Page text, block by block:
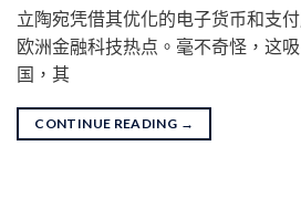
立陶宛凭借其优化的电子货币和支
欧洲金融科技热点。毫不奇怪，这
国，其
CONTINUE READING →